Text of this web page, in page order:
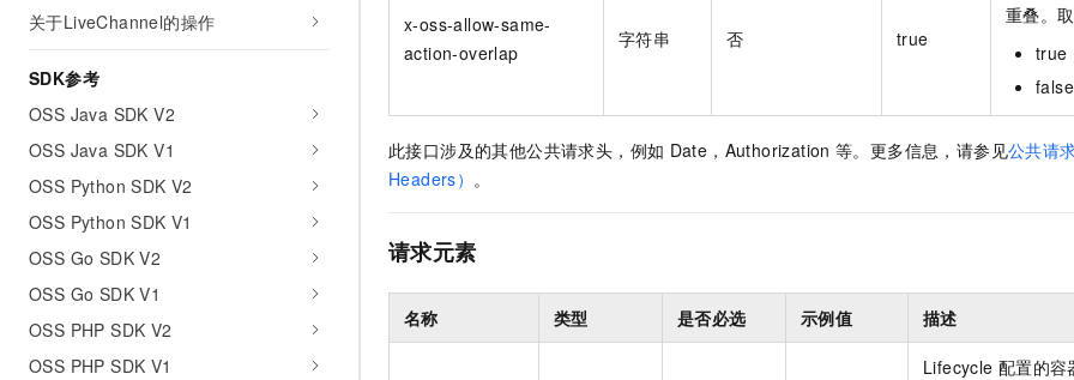
关于LiveChannel的操作
SDK参考
OSS Java SDK V2
OSS Java SDK V1
OSS Python SDK V2
OSS Python SDK V1
OSS Go SDK V2
OSS Go SDK V1
OSS PHP SDK V2
OSS PHP SDK V1
x-oss-allow-same-
action-overlap
字符串 否 true
重叠。
true
此接口涉及的其他公共请求头，例如 Date，Authorization 等。更多信息，请参见公共请
Headers） 。
请求元素
名称 类型 是否必选 示例值 描述
Lifecycle 配置的容